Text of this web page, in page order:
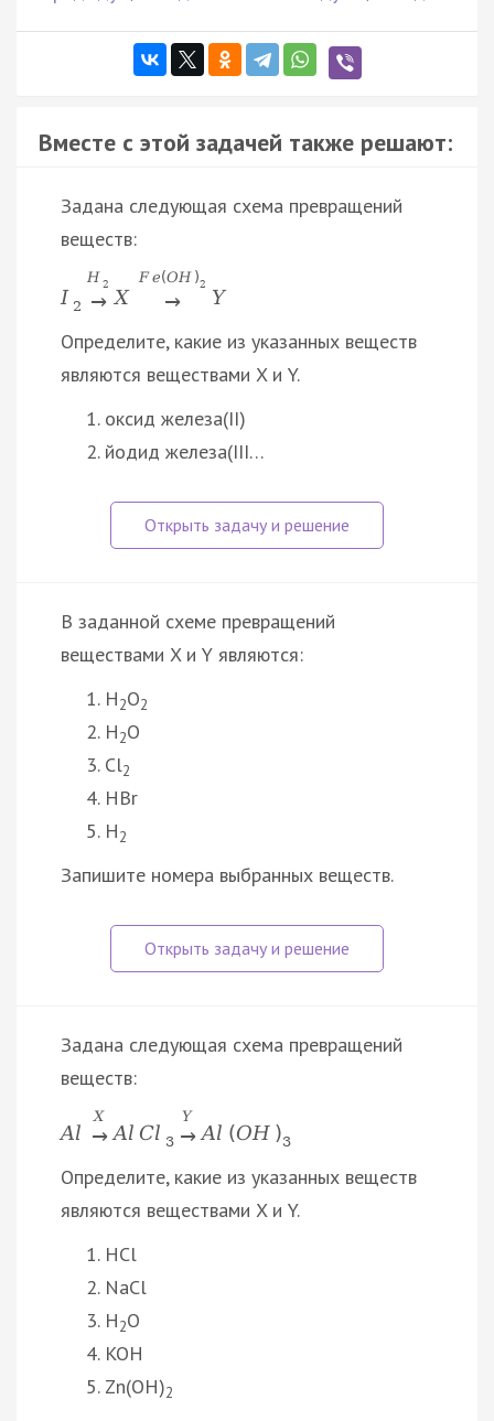
Вместе с этой задачей также решают:
Задана следующая схема превращений
веществ:
I 2
H 2
→ X
Fe(OH )2
→ Y
Определите, какие из указанных веществ
являются веществами X и Y.
оксид железа(II)
йодид железа(III…
В заданной схеме превращений
веществами X и Y являются:
H2O2
H2O
Cl2
HBr
H2
Запишите номера выбранных веществ.
Задана следующая схема превращений
веществ:
Al
X
→ Al Cl 3
Y
→ Al (OH )3
Определите, какие из указанных веществ
являются веществами X и Y.
HCl
NaCl
H2O
KOH
Zn(OH)2